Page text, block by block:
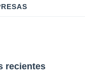
recientes